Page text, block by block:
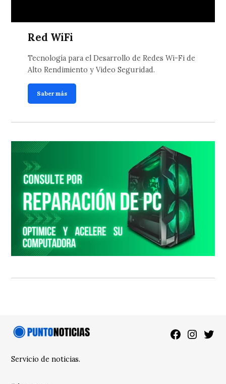
Red WiFi
Tecnología para el Desarrollo de Redes Wi-Fi de
Alto Rendimiento y Video Seguridad.
Saber más
Facebook
Servicio de noticias.